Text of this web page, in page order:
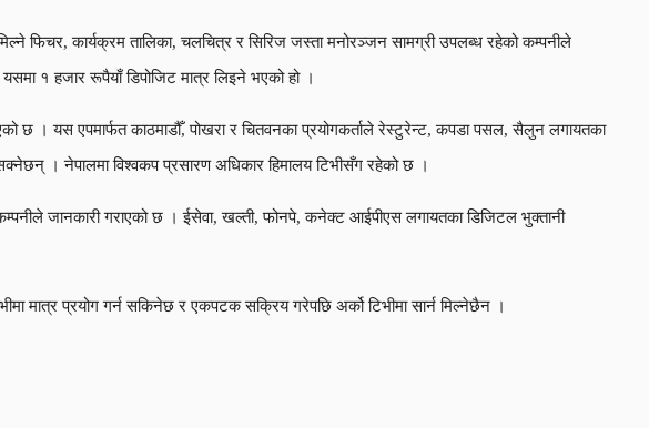
फिचर, कार्यक्रम तालिका, चलचित्र र सिरिज जस्ता मनोरञ्जन सामग्री उपलब्ध रहेको कम्पनीले
१ हजार रूपैयाँ डिपोजिट मात्र लिइने भएको हो ।
छ । यस एपमार्फत काठमाडौँ, पोखरा र चितवनका प्रयोगकर्ताले रेस्टुरेन्ट, कपडा पसल, सैलुन लगायतका
। नेपालमा विश्वकप प्रसारण अधिकार हिमालय टिभीसँग रहेको छ ।
जानकारी गराएको छ । ईसेवा, खल्ती, फोनपे, कनेक्ट आईपीएस लगायतका डिजिटल भुक्तानी
मात्र प्रयोग गर्न सकिनेछ र एकपटक सक्रिय गरेपछि अर्को टिभीमा सार्न मिल्नेछैन ।